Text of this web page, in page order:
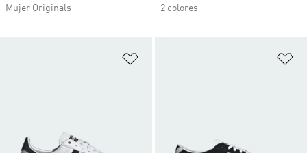
Mujer Originals
2 colores